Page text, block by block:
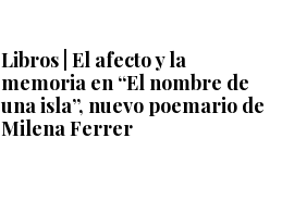
Libros | El afecto y la
memoria en “El nombre de
una isla”, nuevo poemario de
Milena Ferrer